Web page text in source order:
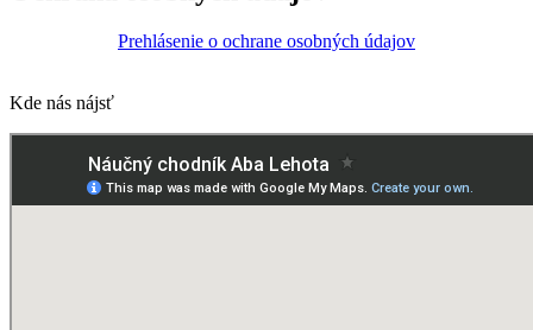
Prehlásenie o ochrane osobných údajov
Kde nás nájsť